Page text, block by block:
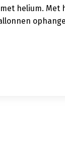
helium.